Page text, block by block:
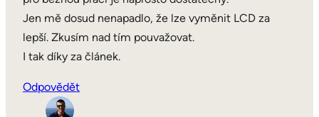
Jen mě dosud nenapadlo, že lze vyměnit LCD za
lepší. Zkusím nad tím pouvažovat.
I tak díky za článek.
Odpovědět